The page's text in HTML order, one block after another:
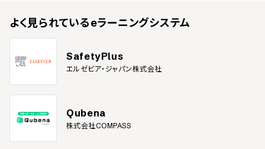
よく見られているeラーニングシステム
SafetyPlus
エルゼビア・ジャパン株式会社
Qubena
株式会社COMPASS